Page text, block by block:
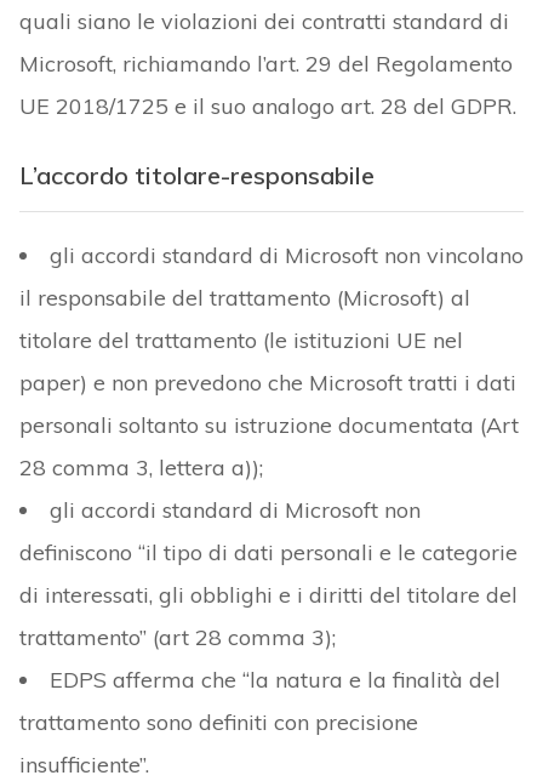
quali siano le violazioni dei contratti standard di
Microsoft, richiamando l’art. 29 del Regolamento
UE 2018/1725 e il suo analogo art. 28 del GDPR.
L’accordo titolare-responsabile
gli accordi standard di Microsoft non vincolano
il responsabile del trattamento (Microsoft) al
titolare del trattamento (le istituzioni UE nel
paper) e non prevedono che Microsoft tratti i dati
personali soltanto su istruzione documentata (Art
28 comma 3, lettera a));
gli accordi standard di Microsoft non
definiscono “il tipo di dati personali e le categorie
di interessati, gli obblighi e i diritti del titolare del
trattamento” (art 28 comma 3);
EDPS afferma che “la natura e la finalità del
trattamento sono definiti con precisione
insufficiente”.